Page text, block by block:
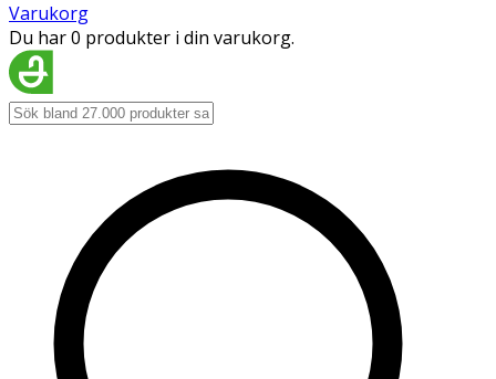
Varukorg
Du har 0 produkter i din varukorg.